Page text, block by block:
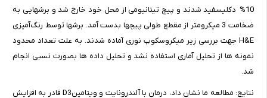
10% دکلیسفید شدند و پیچ تیتانیومی از محل خود خارج شد و برشهایی به
ضخامت 3 میکرومتر از مقطع طولی پیچها بدست آمد. برشها توسط رنگ‌آمیزی
H&E جهت بررسی زیر میکروسکوپ نوری آماده شدند. به علت تعداد محدود
نمونه ها از تحلیل آماری استفاده نشد و تحلیل داده ها بصورت نسبی انجام
شد.
نتایج: مطالعه ما نشان داد، درمان با آلندرونایت و ویتامینD3 قادر به افزایش